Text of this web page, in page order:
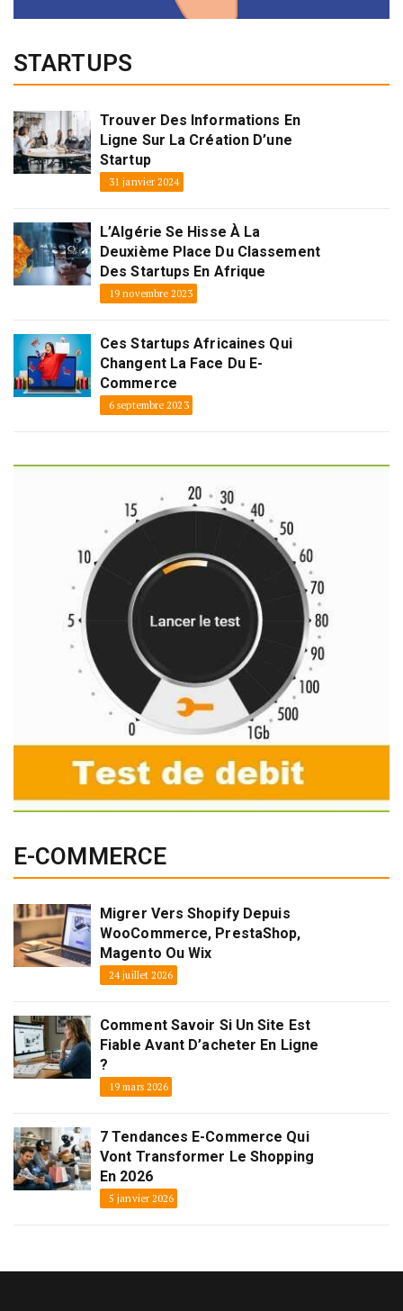
STARTUPS
Trouver Des Informations En
Ligne Sur La Création D’une
Startup
31 janvier 2024
L’Algérie Se Hisse À La
Deuxième Place Du Classement
Des Startups En Afrique
19 novembre 2023
Ces Startups Africaines Qui
Changent La Face Du E-
Commerce
6 septembre 2023
E-COMMERCE
Migrer Vers Shopify Depuis
WooCommerce, PrestaShop,
Magento Ou Wix
24 juillet 2026
Comment Savoir Si Un Site Est
Fiable Avant D’acheter En Ligne
?
19 mars 2026
7 Tendances E-Commerce Qui
Vont Transformer Le Shopping
En 2026
5 janvier 2026